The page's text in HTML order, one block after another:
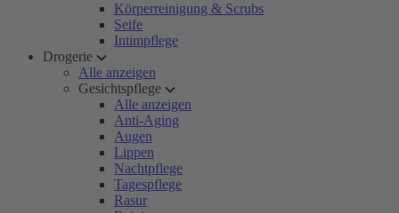
Körperreinigung & Scrubs
Seife
Intimpflege
Drogerie
Alle anzeigen
Gesichtspflege
Alle anzeigen
Anti-Aging
Augen
Lippen
Nachtpflege
Tagespflege
Rasur